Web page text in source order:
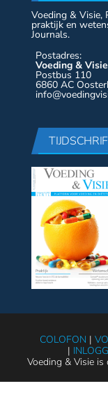
Voeding & Visie,
praktijk en
Journals.
Postadres:
Voeding & Visie
Postbus 110
6860 AC
COLOFON |
|
Voeding & Visie